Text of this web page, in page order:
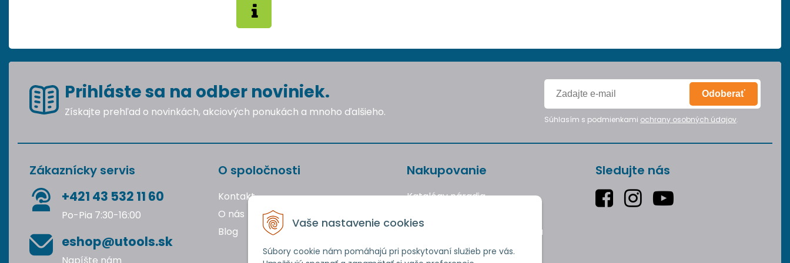
Vaše nastavenie cookies
Súbory cookie nám pomáhajú pri poskytovaní služieb pre vás.
Prihláste sa na odber noviniek.
Získajte prehľad o novinkách, akciových ponukách a mnoho ďalšieho.
Odoberať
Súhlasím s podmienkami ochrany osobných údajov.
Zákaznícky servis
+421 43 532 11 60
Po-Pia 7:30-16:00
eshop@utools.sk
O spoločnosti
Kontakt
O nás
Blog
Nakupovanie
Katalógy náradia
Reklamácie a vrátenie tovaru
Ochrana osobných údajov
Sledujte nás